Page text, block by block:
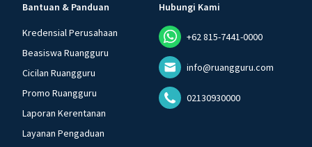
Bantuan & Panduan
Kredensial Perusahaan
Beasiswa Ruangguru
Cicilan Ruangguru
Promo Ruangguru
Laporan Kerentanan
Layanan Pengaduan
Hubungi Kami
+62 815-7441-0000
info@ruangguru.com
02130930000